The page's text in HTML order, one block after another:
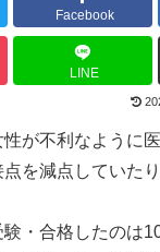
Facebook
LINE
が不利なように
を減点していた
・合格したのは